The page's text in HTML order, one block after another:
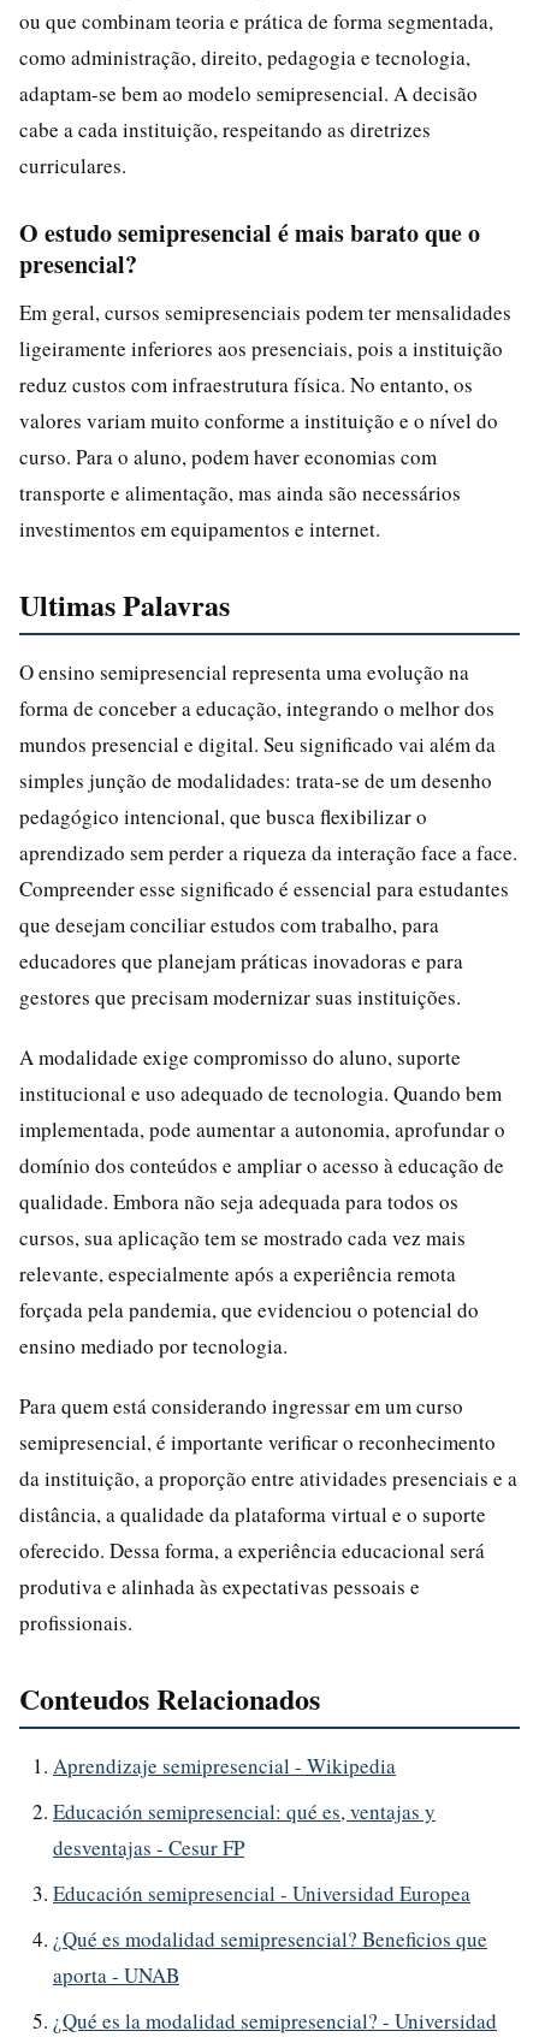
ou que combinam teoria e prática de forma segmentada,
como administração, direito, pedagogia e tecnologia,
adaptam-se bem ao modelo semipresencial. A decisão
cabe a cada instituição, respeitando as diretrizes
curriculares.
O estudo semipresencial é mais barato que o
presencial?
Em geral, cursos semipresenciais podem ter mensalidades
ligeiramente inferiores aos presenciais, pois a instituição
reduz custos com infraestrutura física. No entanto, os
valores variam muito conforme a instituição e o nível do
curso. Para o aluno, podem haver economias com
transporte e alimentação, mas ainda são necessários
investimentos em equipamentos e internet.
Ultimas Palavras
O ensino semipresencial representa uma evolução na
forma de conceber a educação, integrando o melhor dos
mundos presencial e digital. Seu significado vai além da
simples junção de modalidades: trata-se de um desenho
pedagógico intencional, que busca flexibilizar o
aprendizado sem perder a riqueza da interação face a face.
Compreender esse significado é essencial para estudantes
que desejam conciliar estudos com trabalho, para
educadores que planejam práticas inovadoras e para
gestores que precisam modernizar suas instituições.
A modalidade exige compromisso do aluno, suporte
institucional e uso adequado de tecnologia. Quando bem
implementada, pode aumentar a autonomia, aprofundar o
domínio dos conteúdos e ampliar o acesso à educação de
qualidade. Embora não seja adequada para todos os
cursos, sua aplicação tem se mostrado cada vez mais
relevante, especialmente após a experiência remota
forçada pela pandemia, que evidenciou o potencial do
ensino mediado por tecnologia.
Para quem está considerando ingressar em um curso
semipresencial, é importante verificar o reconhecimento
da instituição, a proporção entre atividades presenciais e a
distância, a qualidade da plataforma virtual e o suporte
oferecido. Dessa forma, a experiência educacional será
produtiva e alinhada às expectativas pessoais e
profissionais.
Conteudos Relacionados
Aprendizaje semipresencial - Wikipedia
Educación semipresencial: qué es, ventajas y
desventajas - Cesur FP
Educación semipresencial - Universidad Europea
¿Qué es modalidad semipresencial? Beneficios que
aporta - UNAB
¿Qué es la modalidad semipresencial? - Universidad